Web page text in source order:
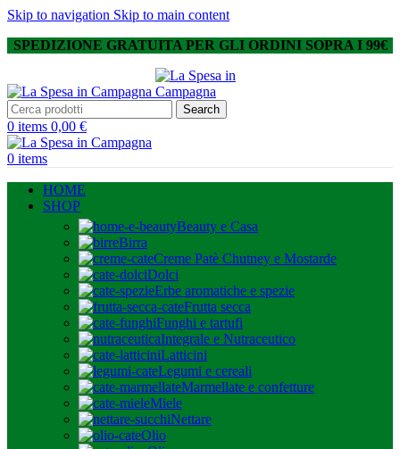
Skip to navigation Skip to main content
SPEDIZIONE GRATUITA PER GLI ORDINI SOPRA I 99€
Search
0 items 0,00 €
0 items
HOME
SHOP
Beauty e Casa
Birra
Creme Patè Chutney e Mostarde
Dolci
Erbe aromatiche e spezie
Frutta secca
Funghi e tartufi
Integrale e Nutraceutico
Latticini
Legumi e cereali
Marmellate e confetture
Miele
Nettare
Olio